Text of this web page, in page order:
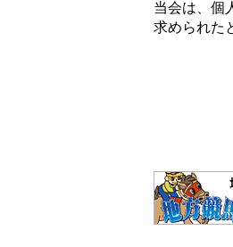
当会は、個
求められた